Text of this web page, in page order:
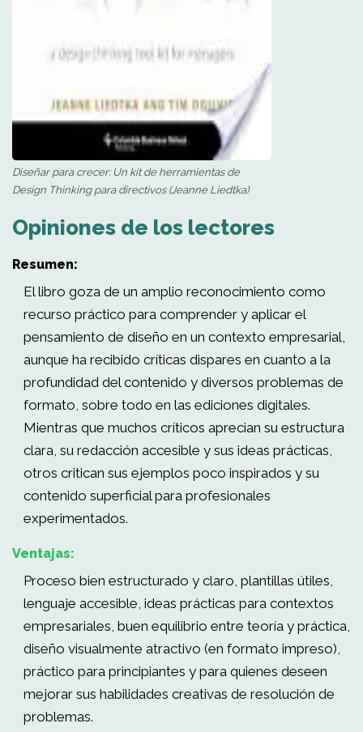
Diseñar para crecer: Un kit de herramientas de
Design Thinking para directivos (Jeanne Liedtka)
Opiniones de los lectores
Resumen:
El libro goza de un amplio reconocimiento como
recurso práctico para comprender y aplicar el
pensamiento de diseño en un contexto empresarial,
aunque ha recibido críticas dispares en cuanto a la
profundidad del contenido y diversos problemas de
formato, sobre todo en las ediciones digitales.
Mientras que muchos críticos aprecian su estructura
clara, su redacción accesible y sus ideas prácticas,
otros critican sus ejemplos poco inspirados y su
contenido superficial para profesionales
experimentados.
Ventajas:
Proceso bien estructurado y claro, plantillas útiles,
lenguaje accesible, ideas prácticas para contextos
empresariales, buen equilibrio entre teoría y práctica,
diseño visualmente atractivo (en formato impreso),
práctico para principiantes y para quienes deseen
mejorar sus habilidades creativas de resolución de
problemas.